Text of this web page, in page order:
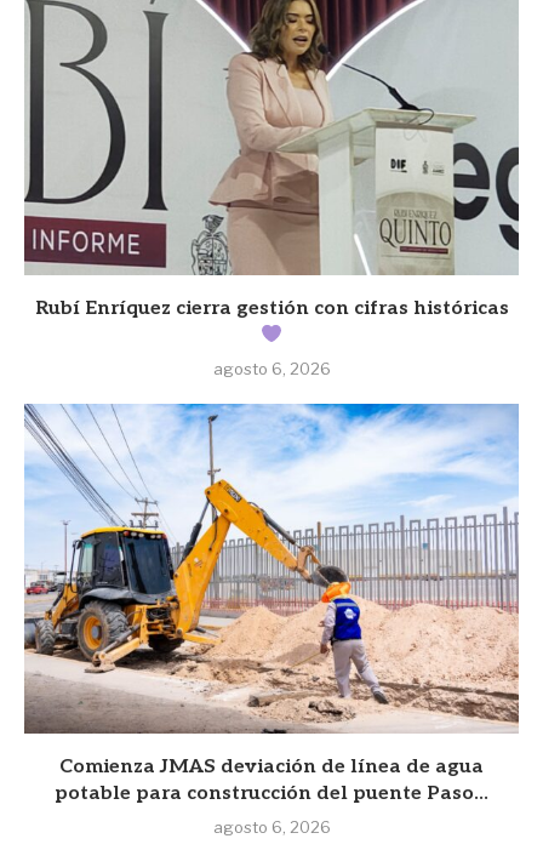
Rubí Enríquez cierra gestión con cifras históricas
agosto 6, 2026
Comienza JMAS deviación de línea de agua
potable para construcción del puente Paso...
agosto 6, 2026